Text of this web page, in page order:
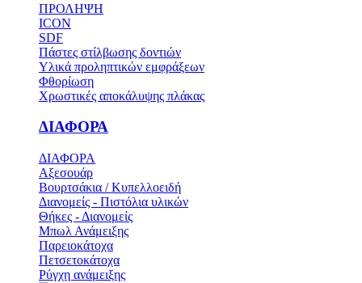
ΠΡΟΛΗΨΗ
ICON
SDF
Πάστες στίλβωσης δοντιών
Υλικά προληπτικών εμφράξεων
Φθορίωση
Χρωστικές αποκάλυψης πλάκας
ΔΙΑΦΟΡΑ
ΔΙΑΦΟΡΑ
Αξεσουάρ
Βουρτσάκια / Κυπελλοειδή
Διανομείς - Πιστόλια υλικών
Θήκες - Διανομείς
Μπωλ Ανάμειξης
Παρειοκάτοχα
Πετσετοκάτοχα
Ρύγχη ανάμειξης